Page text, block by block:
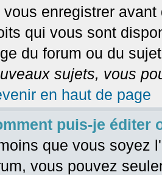
vous enregistrer
qui vous sont
du forum ou du
sujets, vous
en haut de page
puis-je éditer
que vous soyez
vous pouvez